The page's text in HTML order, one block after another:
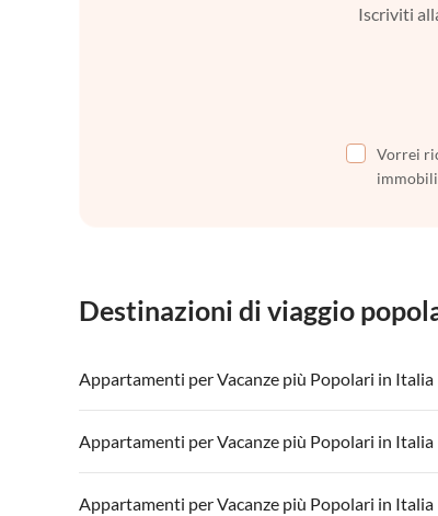
Iscriviti
Vorrei
immobili
Destinazioni di viaggio
Appartamenti per Vacanze più Popolari in Italia
Appartamenti per Vacanze in Italia
Appartamenti per Vacanze in Lago di Garda
Appartamenti per Vacanze più Popolari in Italia
Appartamenti per Vacanze in Italia
Appartamenti per Vacanze più Popolari in Italia